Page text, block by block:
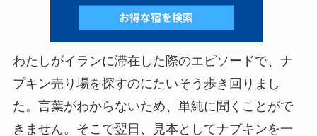
わたしがイランに滞在した際のエピソードで、ナ
プキン売り場を探すのにたいそう歩き回りまし
た。言葉がわからないため、単純に聞くことがで
きません。そこで翌日、見本としてナプキンを一